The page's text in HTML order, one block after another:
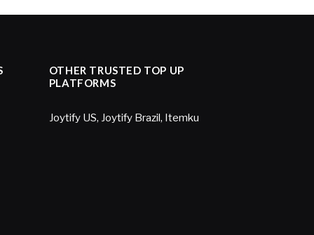
OTHER TRUSTED TOP UP
PLATFORMS
Joytify US, Joytify Brazil, Itemku